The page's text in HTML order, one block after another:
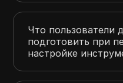
Что пользователи
подготовить при
настройке